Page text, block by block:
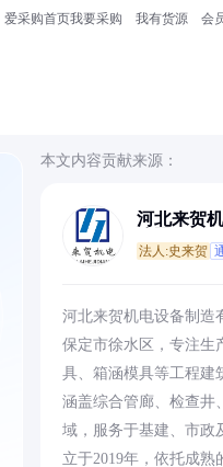
爱采购首页我要采购 我有货源 会
本文内容贡献来源：
河北来贺
法人:史来贺
河北来贺机电设备制造
保定市徐水区，专注生
具、箱涵模具等工程建
涵盖综合管廊、检查井
域，服务于基建、市政
立于2019年，依托成熟